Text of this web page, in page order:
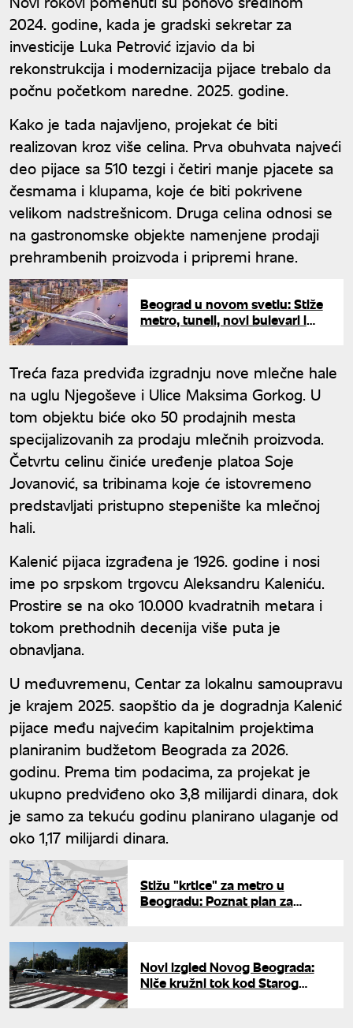
2024. godine, kada je gradski sekretar za
investicije Luka Petrović izjavio da bi
rekonstrukcija i modernizacija pijace trebalo da
počnu početkom naredne. 2025. godine.
Kako je tada najavljeno, projekat će biti
realizovan kroz više celina. Prva obuhvata najveći
deo pijace sa 510 tezgi i četiri manje pjacete sa
česmama i klupama, koje će biti pokrivene
velikom nadstrešnicom. Druga celina odnosi se
na gastronomske objekte namenjene prodaji
prehrambenih proizvoda i pripremi hrane.
Beograd u novom svetlu: Stiže
metro, tuneli, novi bulevari i
Treća faza predviđa izgradnju nove mlečne hale
na uglu Njegoševe i Ulice Maksima Gorkog. U
tom objektu biće oko 50 prodajnih mesta
specijalizovanih za prodaju mlečnih proizvoda.
Četvrtu celinu činiće uređenje platoa Soje
Jovanović, sa tribinama koje će istovremeno
predstavljati pristupno stepenište ka mlečnoj
hali.
Kalenić pijaca izgrađena je 1926. godine i nosi
ime po srpskom trgovcu Aleksandru Kaleniću.
Prostire se na oko 10.000 kvadratnih metara i
tokom prethodnih decenija više puta je
obnavljana.
U međuvremenu, Centar za lokalnu samoupravu
je krajem 2025. saopštio da je dogradnja Kalenić
pijace među najvećim kapitalnim projektima
planiranim budžetom Beograda za 2026.
godinu. Prema tim podacima, za projekat je
ukupno predviđeno oko 3,8 milijardi dinara, dok
je samo za tekuću godinu planirano ulaganje od
oko 1,17 milijardi dinara.
Stižu "krtice" za metro u
Beogradu: Poznat plan za
Novi izgled Novog Beograda:
Niče kružni tok kod Starog